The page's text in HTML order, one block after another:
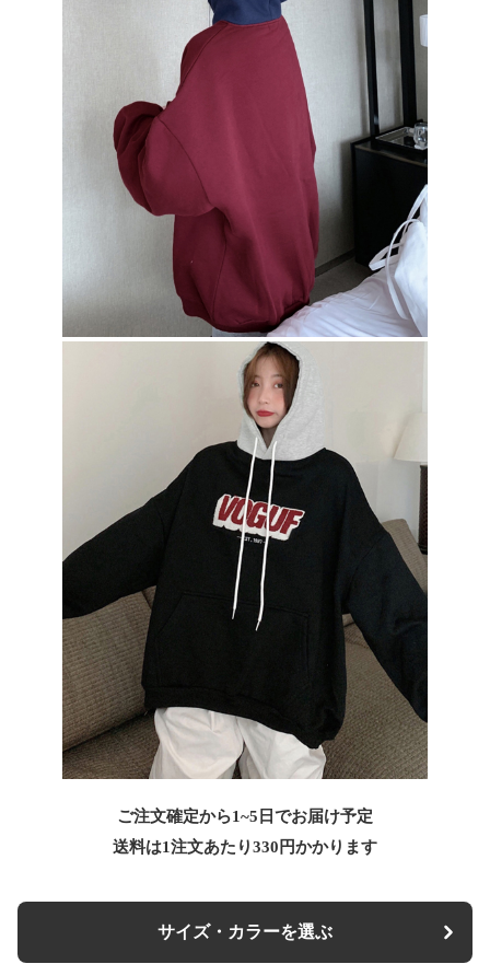
ご注文確定から1~5日でお届け予定
送料は1注文あたり330 円かかります
サイズ・カラーを選ぶ